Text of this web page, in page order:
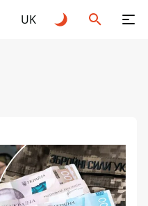
UK